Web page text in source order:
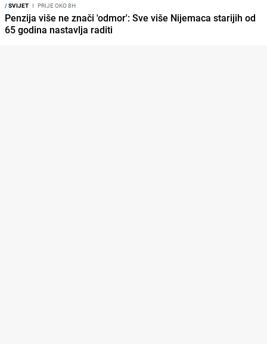
/SVIJET I PRIJE OKO 8H
Penzija više ne znači 'odmor': Sve više Nijemaca starijih od
65 godina nastavlja raditi